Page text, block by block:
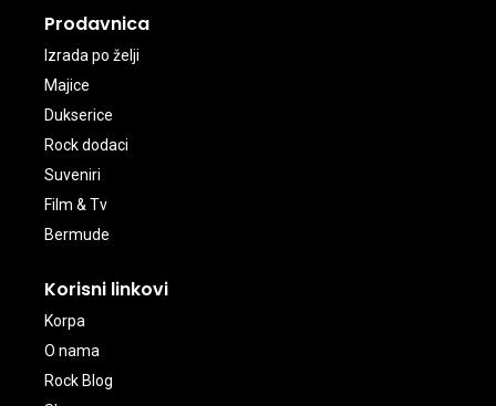
Prodavnica
Izrada po želji
Majice
Dukserice
Rock dodaci
Suveniri
Film & Tv
Bermude
Korisni linkovi
Korpa
O nama
Rock Blog